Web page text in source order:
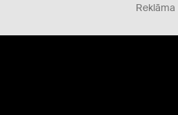
Reklāma